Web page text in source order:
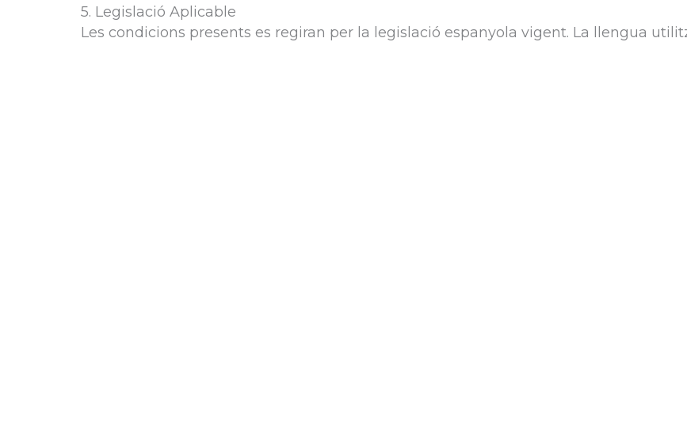
5. Legislació Aplicable
Les condicions presents es regiran per la legislació espanyola vigent. La llengua